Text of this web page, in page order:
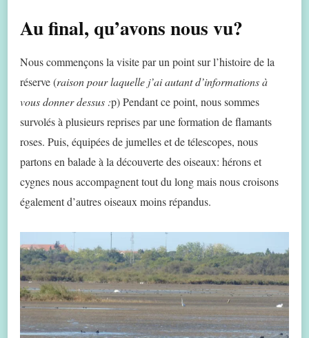
Au final, qu’avons nous vu?
Nous commençons la visite par un point sur l’histoire de la
réserve (raison pour laquelle j’ai autant d’informations à
vous donner dessus :p) Pendant ce point, nous sommes
survolés à plusieurs reprises par une formation de flamants
roses. Puis, équipées de jumelles et de télescopes, nous
partons en balade à la découverte des oiseaux: hérons et
cygnes nous accompagnent tout du long mais nous croisons
également d’autres oiseaux moins répandus.